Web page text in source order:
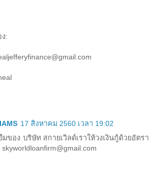
:
17 สิงหาคม 2560 เวลา 19:02
มของ บริษัท สกายเวิลด์เราให้วงเงินกู้ด้วยอัตรา